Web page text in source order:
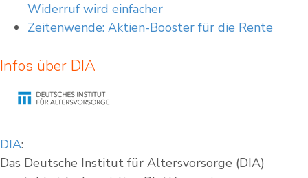
Widerruf wird einfacher
Zeitenwende: Aktien-Booster für die Rente
Infos über DIA
DIA:
Das Deutsche Institut für Altersvorsorge (DIA)